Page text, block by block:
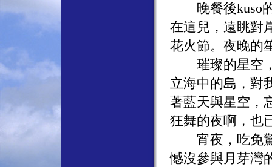
晚餐後kuso的
在這兒，遠眺對
花火節。夜晚的
璀璨的星空，
立海中的島，對
著藍天與星空，
狂舞的夜啊，也
宵夜，吃免驚
憾沒參與月芽灣